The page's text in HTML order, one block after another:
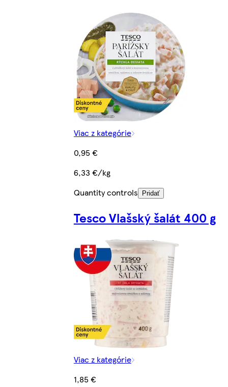
Viac z kategórie
0,95 €
6,33 €/kg
Quantity controls
Pridať
Tesco Vlašský šalát 400 g
Viac z kategórie
1,85 €